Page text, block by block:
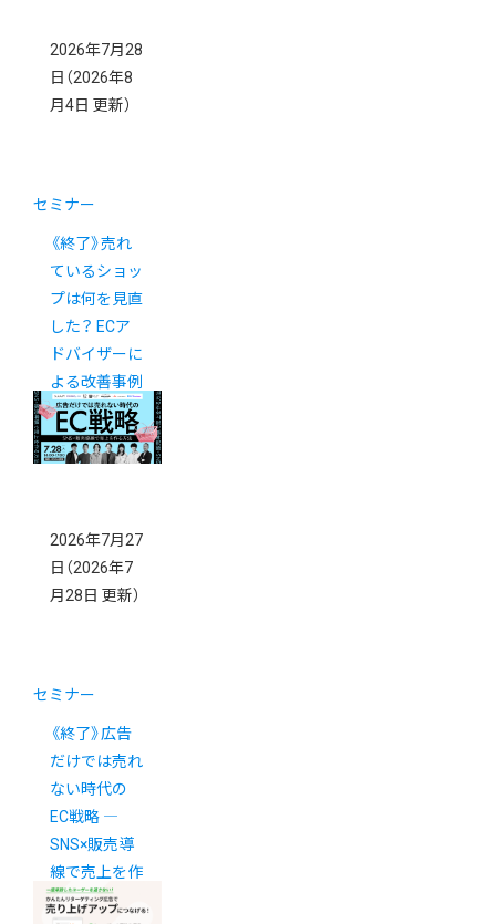
2026年7月28
日 （2026年8
月4日 更新）
セミナー
《終了》売れ
ているショッ
プは何を見直
した？ ECア
ドバイザーに
よる改善事例
を大公開
2026年7月27
日 （2026年7
月28日 更新）
セミナー
《終了》広告
だけでは売れ
ない時代の
EC戦略 ―
SNS×販売導
線で売上を作
る方法 ―